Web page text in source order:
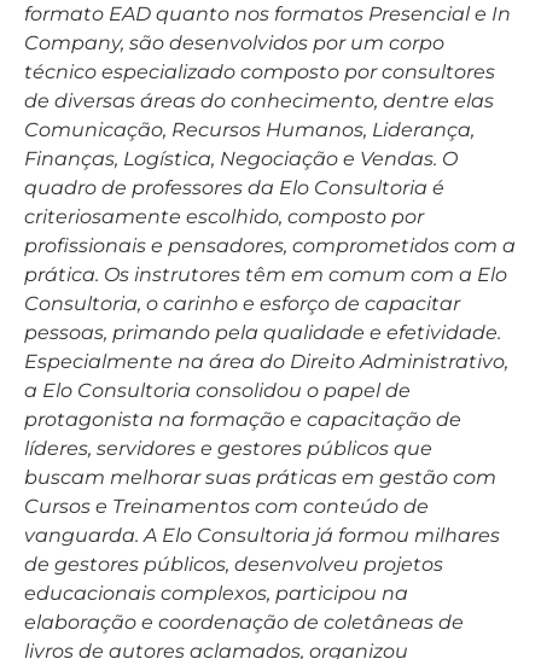
formato EAD quanto nos formatos Presencial e In
Company, são desenvolvidos por um corpo
técnico especializado composto por consultores
de diversas áreas do conhecimento, dentre elas
Comunicação, Recursos Humanos, Liderança,
Finanças, Logística, Negociação e Vendas. O
quadro de professores da Elo Consultoria é
criteriosamente escolhido, composto por
profissionais e pensadores, comprometidos com a
prática. Os instrutores têm em comum com a Elo
Consultoria, o carinho e esforço de capacitar
pessoas, primando pela qualidade e efetividade.
Especialmente na área do Direito Administrativo,
a Elo Consultoria consolidou o papel de
protagonista na formação e capacitação de
líderes, servidores e gestores públicos que
buscam melhorar suas práticas em gestão com
Cursos e Treinamentos com conteúdo de
vanguarda. A Elo Consultoria já formou milhares
de gestores públicos, desenvolveu projetos
educacionais complexos, participou na
elaboração e coordenação de coletâneas de
livros de autores aclamados, organizou